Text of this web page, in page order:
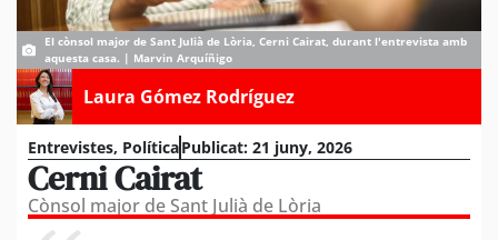
El cònsol major de Sant Julià de Lòria, Cerni Cairat, durant l'entrevista amb
aquesta casa. | Marvin Arquíñigo
Laura Gómez Rodríguez
Entrevistes, PolíticaPublicat: 21 juny, 2026
Cerni Cairat
Cònsol major de Sant Julià de Lòria